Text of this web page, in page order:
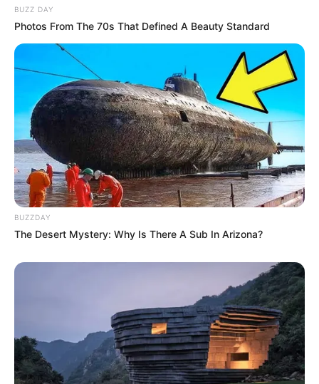
BUZZ DAY
Photos From The 70s That Defined A Beauty Standard
BUZZDAY
The Desert Mystery: Why Is There A Sub In Arizona?